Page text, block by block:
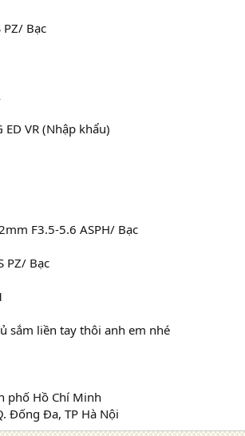
Bạc
VR (Nhập khẩu)
F3.5-5.6 ASPH/ Bạc
PZ/ Bạc
sắm liền tay thôi anh em nhé
phố Hồ Chí Minh
Đống Đa, TP Hà Nội